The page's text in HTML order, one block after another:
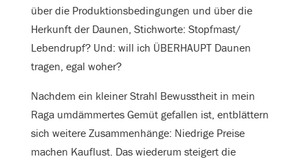
über die Produktionsbedingungen und über die
Herkunft der Daunen, Stichworte: Stopfmast/
Lebendrupf? Und: will ich ÜBERHAUPT Daunen
tragen, egal woher?
Nachdem ein kleiner Strahl Bewusstheit in mein
Raga umdämmertes Gemüt gefallen ist, entblättern
sich weitere Zusammenhänge: Niedrige Preise
machen Kauflust. Das wiederum steigert die